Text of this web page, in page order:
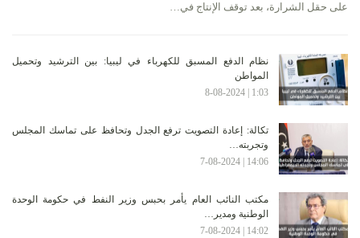
على حقل الشرارة، بعد توقف الإنتاج في…
نظام الدفع المسبق للكهرباء في ليبيا: بين الترشيد وتحميل
المواطن
1:03 | 8-08-2024
تكالة: إعادة التصويت ترفع الجدل وتحافظ على تماسك المجلس
وتجربته…
14:06 | 7-08-2024
مكتب النائب العام يأمر بحبس وزير النفط في حكومة الوحدة
الوطنية ومدير…
14:02 | 7-08-2024